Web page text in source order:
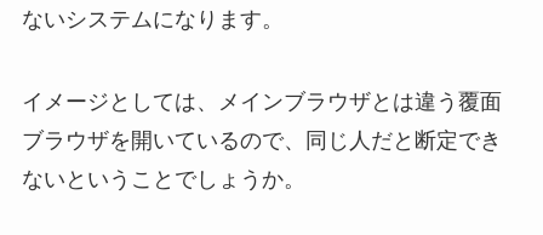
ないシステムになります。
イメージとしては、メインブラウザとは違う覆面
ブラウザを開いているので、
同じ人だと断定でき
ない ということでしょうか。